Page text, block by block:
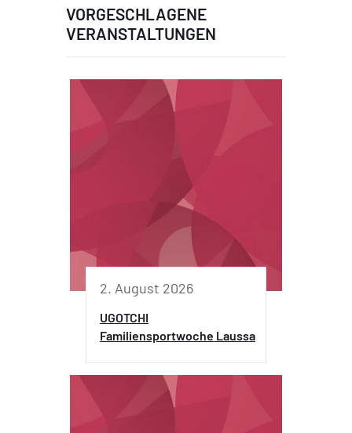
VORGESCHLAGENE
VERANSTALTUNGEN
2. August 2026
UGOTCHI
Familiensportwoche Laussa